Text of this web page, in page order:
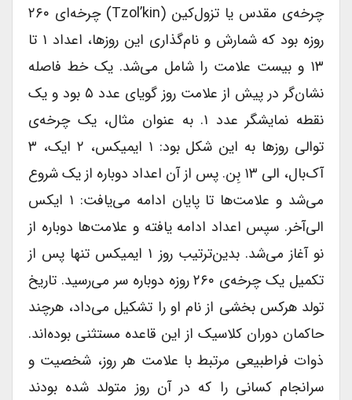
چرخه‌ی مقدس یا تزول‌کین (Tzol’kin) چرخه‌ای ۲۶۰
روزه بود که شمارش و نام‌گذاری این روزها، اعداد ۱ تا
۱۳ و بیست علامت را شامل می‌شد. یک خط فاصله
نشان‌گر در پیش از علامت روز گویای عدد ۵ بود و یک
نقطه نمایشگر عدد ۱. به عنوان مثال، یک چرخه‌ی
توالی روزها به این شکل بود: ۱ ایمیکس، ۲ ایک، ۳
آک‌بال، الی ۱۳ بِن. پس از آن اعداد دوباره از یک شروع
می‌شد و علامت‌ها تا پایان ادامه می‌یافت: ۱ ایکس
الی‌آخر. سپس اعداد ادامه یافته و علامت‌ها دوباره از
نو آغاز می‌شد. بدین‌ترتیب روز ۱ ایمیکس تنها پس از
تکمیل یک چرخه‌ی ۲۶۰ روزه دوباره سر می‌رسید. تاریخ
تولد هرکس بخشی از نام او را تشکیل می‌داد، هرچند
حاکمان دوران کلاسیک از این قاعده مستثنی بوده‌اند.
ذوات فراطبیعی مرتبط با علامت هر روز، شخصیت و
سرانجام کسانی را که در آن روز متولد شده بودند